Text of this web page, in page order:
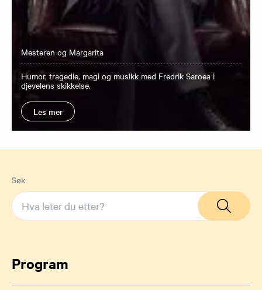
Mesteren og Margarita
Humor, tragedie, magi og musikk med Fredrik Saroea i
djevelens skikkelse.
Les mer
Søk
Program